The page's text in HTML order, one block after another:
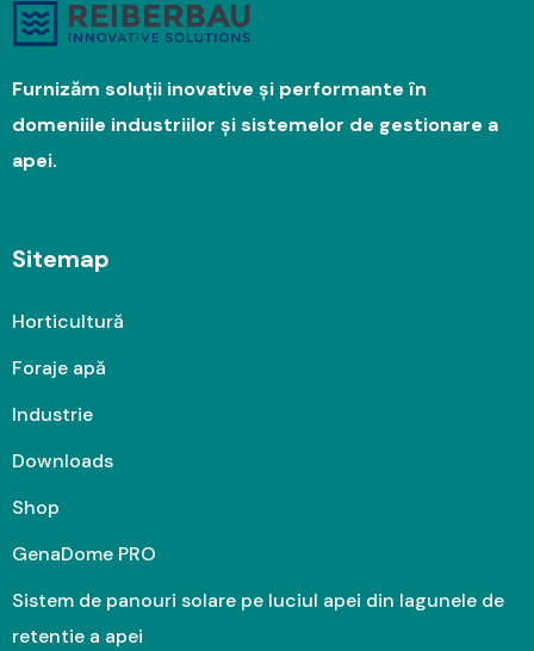
Furnizăm soluții inovative și performante în
domeniile industriilor și sistemelor de gestionare a
apei.
Sitemap
Horticultură
Foraje apă
Industrie
Downloads
Shop
GenaDome PRO
Sistem de panouri solare pe luciul apei din lagunele de
retentie a apei